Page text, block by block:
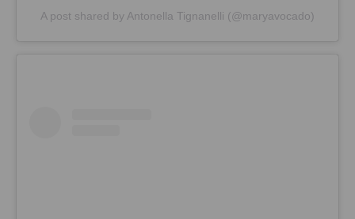
A post shared by Antonella Tignanelli (@maryavocado)